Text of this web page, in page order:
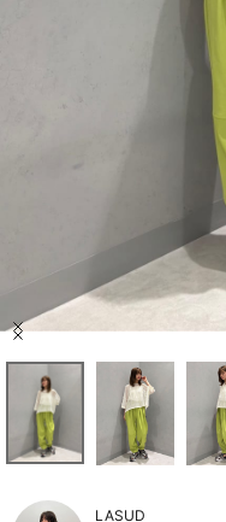
店舗検索
ご利用ガイド/ヘルプ
Item
LASUD